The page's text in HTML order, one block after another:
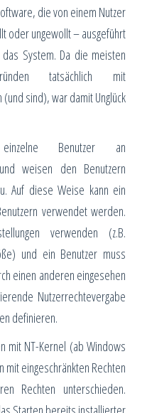
die von einem Nutzer
oder ungewollt – ausgeführt
System. Da die meisten
tatsächlich mit
sind), war damit Unglück
einzelne Benutzer an
weisen den Benutzern
Auf diese Weise kann ein
verwendet werden.
verwenden (z.B.
und ein Benutzer muss
einen anderen eingesehen
Nutzerrechtevergabe
definieren.
mit NT-Kernel (ab Windows
eingeschränkten Rechten
Rechten unterschieden.